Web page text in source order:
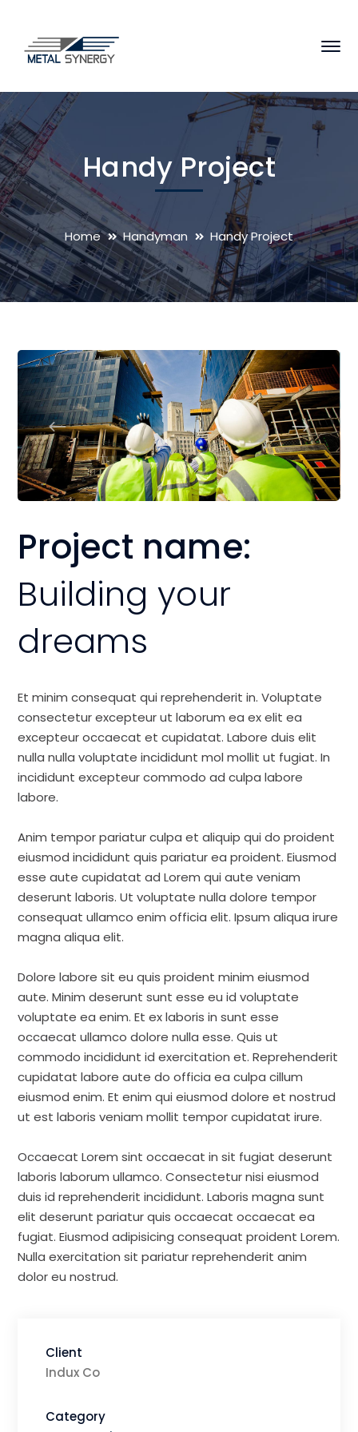
Handy Project
Home Handyman Handy Project
Project name:
Building your
dreams
Et minim consequat qui reprehenderit in. Voluptate
consectetur excepteur ut laborum ea ex elit ea
excepteur occaecat et cupidatat. Labore duis elit
nulla nulla voluptate incididunt mol mollit ut fugiat. In
incididunt excepteur commodo ad culpa labore
labore.
Anim tempor pariatur culpa et aliquip qui do proident
eiusmod incididunt quis pariatur ea proident. Eiusmod
esse aute cupidatat ad Lorem qui aute veniam
deserunt laboris. Ut voluptate nulla dolore tempor
consequat ullamco enim officia elit. Ipsum aliqua irure
magna aliqua elit.
Dolore labore sit eu quis proident minim eiusmod
aute. Minim deserunt sunt esse eu id voluptate
voluptate ea enim. Et ex laboris in sunt esse
occaecat ullamco dolore nulla esse. Quis ut
commodo incididunt id exercitation et. Reprehenderit
cupidatat labore aute do officia ea culpa cillum
eiusmod enim. Et enim qui eiusmod dolore et nostrud
ut est laboris veniam mollit tempor cupidatat irure.
Occaecat Lorem sint occaecat in sit fugiat deserunt
laboris laborum ullamco. Consectetur nisi eiusmod
duis id reprehenderit incididunt. Laboris magna sunt
elit deserunt pariatur quis occaecat occaecat ea
fugiat. Eiusmod adipisicing consequat proident Lorem.
Nulla exercitation sit pariatur reprehenderit anim
dolor eu nostrud.
Client
Indux Co
Category